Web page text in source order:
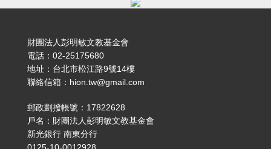
財團法人彭明敏文教基金會
電話：02-25175680
地址：台北市松江路9號14樓
聯絡信箱：hion.tw@gmail.com
郵政劃撥帳號：17822628
戶名：財團法人彭明敏文教基金會
新光銀行 南東分行